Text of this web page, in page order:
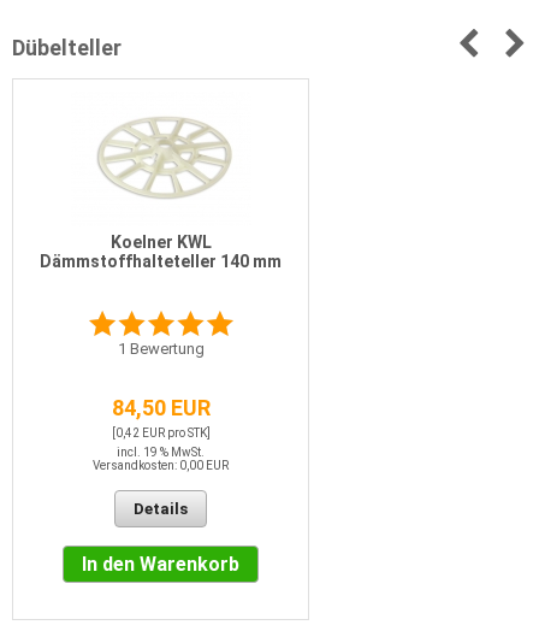
Dübelteller
Koelner KWL
Dämmstoffhalteteller 140 mm
1 Bewertung
84,50 EUR
[0,42 EUR pro STK]
incl. 19 % MwSt.
Versandkosten: 0,00 EUR
Details
In den Warenkorb